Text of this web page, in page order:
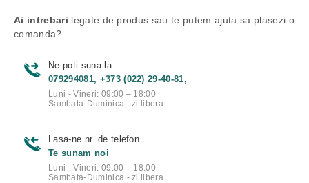
Ai intrebari legate de produs sau te putem ajuta sa plasezi o
comanda?
Ne poti suna la
079294081, +373 (022) 29-40-81,
Luni - Vineri: 09:00 – 18:00
Sambata-Duminica - zi libera
Lasa-ne nr. de telefon
Te sunam noi
Luni - Vineri: 09:00 – 18:00
Sambata-Duminica - zi libera